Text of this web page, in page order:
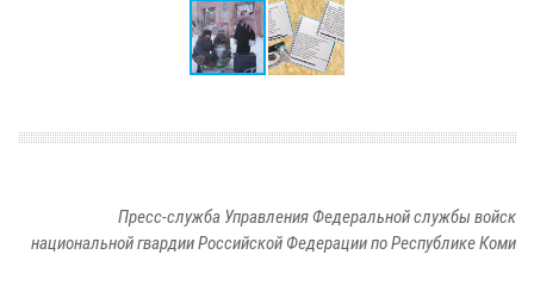
Пресс-служба Управления Федеральной службы войск
национальной гвардии Российской Федерации по Республике Коми